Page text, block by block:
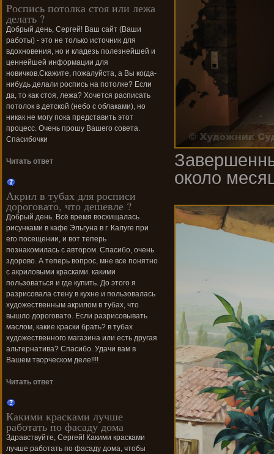
около
Роспись потолка стоя или лежа
делать ?
Добрый день, Сергей! Ваш сайт (Ваши
работы) - это не только источник для
вдохновения, но и кладезь полезнейшей и
ценнейшей информации для
новичков.Скажите, пожалуйста, а Вы когда-
нибудь делали роспись на потолке? Если
да, то как стоя, лежа? Хочется расписать
потолок в детской (небо с облаками), но
никак не могу пока представить этот
процесс. Очень прошу Вашего совета.
Спасибочки
Читать ответ
Акрил в тубах для росписи
дороговато, что дешевле ?
Добрый день. Всё время восхищалась
рисунками в кафе Эльгуна в г. Калуге при
его посещении, и вот теперь
познакомилась с автором. Спасибо, очень
здорово. А теперь вопрос, мне все понятно
с акриловыми красками. какими
пользоваться и где купить. До этого я
разрисовала стену в кухне и пользовалась
художественным акрилом в тубах, что
вышло дороговато. Если разрисовывать
маслом, какие краски брать? в тубах
художественного магазина или есть другая
альтернатива? Спасибо. Удачи вам в
Вашем творческом деле!!!!
Читать ответ
Какими красками лучше
работать по фасаду дома
Здравствуйте, Сергей! Какими красками
лучше работать по фасаду дома, чтобы